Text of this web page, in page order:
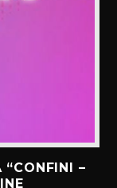
“CONFINI –